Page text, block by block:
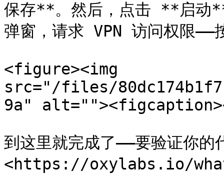
保存**。然后，点击 **启动
弹窗，请求 VPN 访问权限
<figure><img
src="/files/
9a"
到这里就完成了——要验证你的
<https://oxylabs.io/